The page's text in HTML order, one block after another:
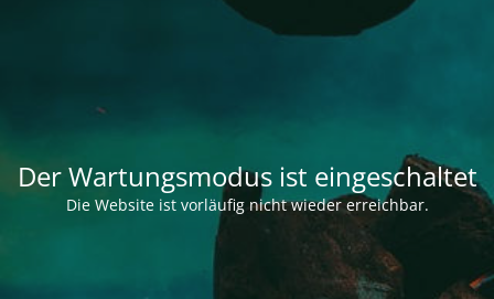
Der Wartungsmodus ist eingeschaltet
Die Website ist vorläufig nicht wieder erreichbar.